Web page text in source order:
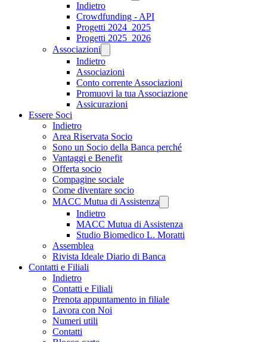
Indietro
Crowdfunding - API
Progetti 2024_2025
Progetti 2025_2026
Associazioni
Indietro
Associazioni
Conto corrente Associazioni
Promuovi la tua Associazione
Assicurazioni
Essere Soci
Indietro
Area Riservata Socio
Sono un Socio della Banca perché
Vantaggi e Benefit
Offerta socio
Compagine sociale
Come diventare socio
MACC Mutua di Assistenza
Indietro
MACC Mutua di Assistenza
Studio Biomedico L. Moratti
Assemblea
Rivista Ideale Diario di Banca
Contatti e Filiali
Indietro
Contatti e Filiali
Prenota appuntamento in filiale
Lavora con Noi
Numeri utili
Contatti